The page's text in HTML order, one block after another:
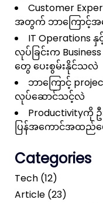
Customer
အတွက် ဘာကြောင့်အ
IT Operations
လုပ်ခြင်းက
တွေ ပေးစွမ်းနိုင်သလဲ
ဘာကြောင့်
လုပ်ဆောင်သင့်လဲ
Productivity
ပြန်အကောင်အထည်
Categories
Tech (12)
Article (23)